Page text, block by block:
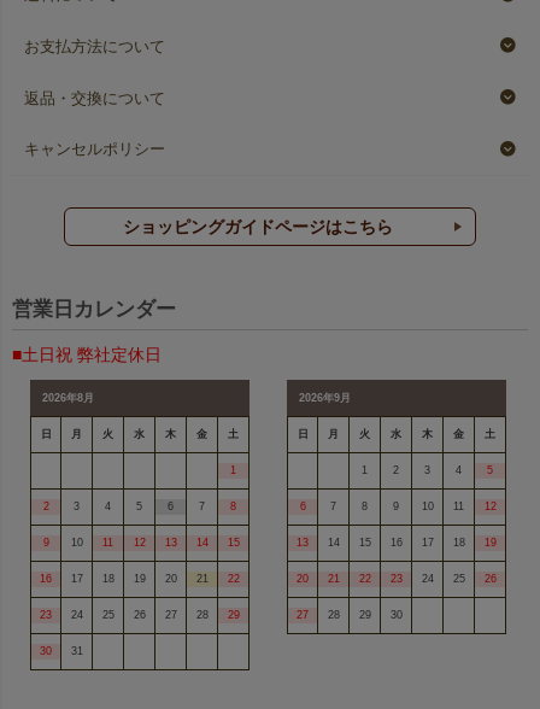
お支払方法について
返品・交換について
キャンセルポリシー
ショッピングガイドページはこちら
営業日カレンダー
■土日祝 弊社定休日
2026年8月
日 月 火 水 木 金 土
1
2 3 4 5 6 7 8
9 10 11 12 13 14 15
16 17 18 19 20 21 22
23 24 25 26 27 28 29
30 31
2026年9月
日 月 火 水 木 金 土
1 2 3 4 5
6 7 8 9 10 11 12
13 14 15 16 17 18 19
20 21 22 23 24 25 26
27 28 29 30